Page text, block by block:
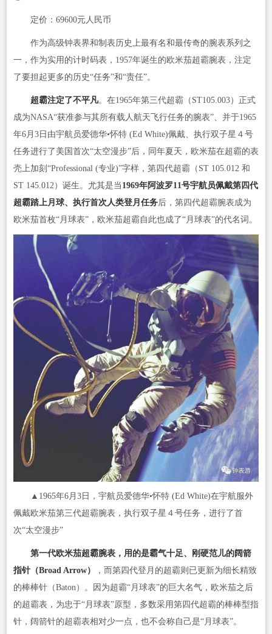
定价：69600元人民币
作为高级钟表界和制表历史上最有名和最传奇的腕表系列之
一，作为实用的计时码表，1957年诞生的欧米茄超霸腕表，注定
了要担起更多的历史“任务”和“责任”。
超霸注定了不平凡。在1965年第三代超霸（ST105.003）正式
成为NASA“获准参与其所有载人航天飞行任务的腕表”、并于1965
年6月3日由宇航员爱德华•怀特 (Ed White)佩戴、执行双子星４号
任务进行了美国首次“太空漫步”后，同年夏天，欧米茄在超霸的表
壳上加刻“Professional (专业)”字样，第四代超霸（ST 105.012 和
ST 145.012）诞生。尤其是当 1969年阿波罗11号宇航员佩戴第四代
超霸踏上月球、执行首次人类登月任务后，第四代超霸腕表成为
欧米茄首枚“月球表”，欧米茄超霸自此也成了“月球表”的代名词。
▲1965年6月3日，宇航员爱德华•怀特 (Ed White)在宇航服外
佩戴欧米茄第三代超霸腕表，执行双子星４号任务，进行了首
次“太空漫步”
第一代欧米茄超霸腕表，用的是霸气十足、刚硬范儿的阔箭
指针（Broad Arrow）
，而第四代登月的超霸则已更新为细长精致
的棒棒针（Baton）。因为超霸“月球表”的巨大名气，欧米茄之后
的超霸表，为忠于“月球表”原型，多数采用第四代超霸的棒棒型指
针，阔箭针的超霸表相对少一点，也不会称自己是“月球表”。